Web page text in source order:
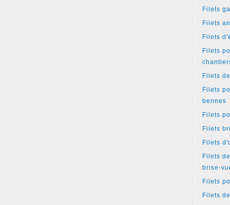
Filets
Filets
Filets
Filets
Filets
Filets
bennes
Filets
Filets
Filets
Filets
brise-
Filets
Filets